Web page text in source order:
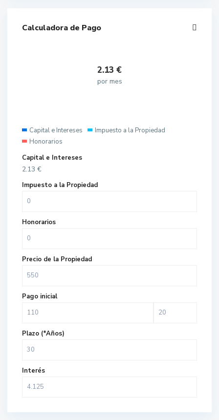
Calculadora de Pago
2.13 €
por mes
Capital e Intereses
Impuesto a la Propiedad
Honorarios
Capital e Intereses
2.13 €
Impuesto a la Propiedad
Honorarios
Precio de la Propiedad
Pago inicial
Plazo (*Años)
Interés